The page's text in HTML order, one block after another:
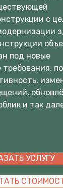
с
под новые
требования,
и так
УСЛУГУ